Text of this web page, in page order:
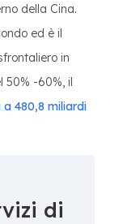
della Cina.
ed è il
in
50% -60%, il
480,8 miliardi
di